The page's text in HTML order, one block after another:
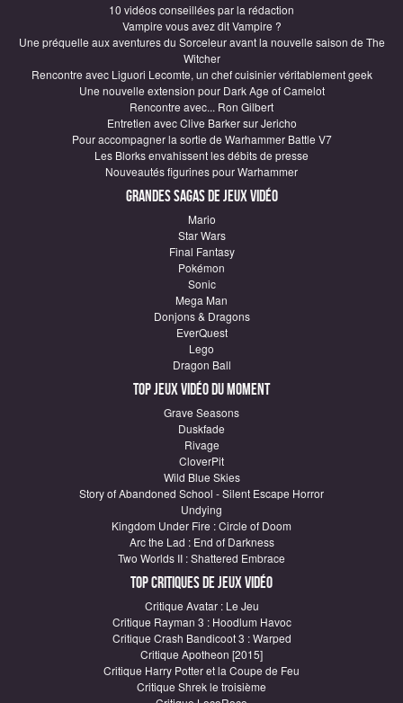
10 vidéos conseillées par la rédaction
Vampire vous avez dit Vampire ?
Une préquelle aux aventures du Sorceleur avant la nouvelle saison de The
Witcher
Rencontre avec Liguori Lecomte, un chef cuisinier véritablement geek
Une nouvelle extension pour Dark Age of Camelot
Rencontre avec... Ron Gilbert
Entretien avec Clive Barker sur Jericho
Pour accompagner la sortie de Warhammer Battle V7
Les Blorks envahissent les débits de presse
Nouveautés figurines pour Warhammer
Grandes sagas de Jeux vidéo
Mario
Star Wars
Final Fantasy
Pokémon
Sonic
Mega Man
Donjons & Dragons
EverQuest
Lego
Dragon Ball
Top Jeux vidéo du moment
Grave Seasons
Duskfade
Rivage
CloverPit
Wild Blue Skies
Story of Abandoned School - Silent Escape Horror
Undying
Kingdom Under Fire : Circle of Doom
Arc the Lad : End of Darkness
Two Worlds II : Shattered Embrace
Top critiques de Jeux vidéo
Critique Avatar : Le Jeu
Critique Rayman 3 : Hoodlum Havoc
Critique Crash Bandicoot 3 : Warped
Critique Apotheon [2015]
Critique Harry Potter et la Coupe de Feu
Critique Shrek le troisième